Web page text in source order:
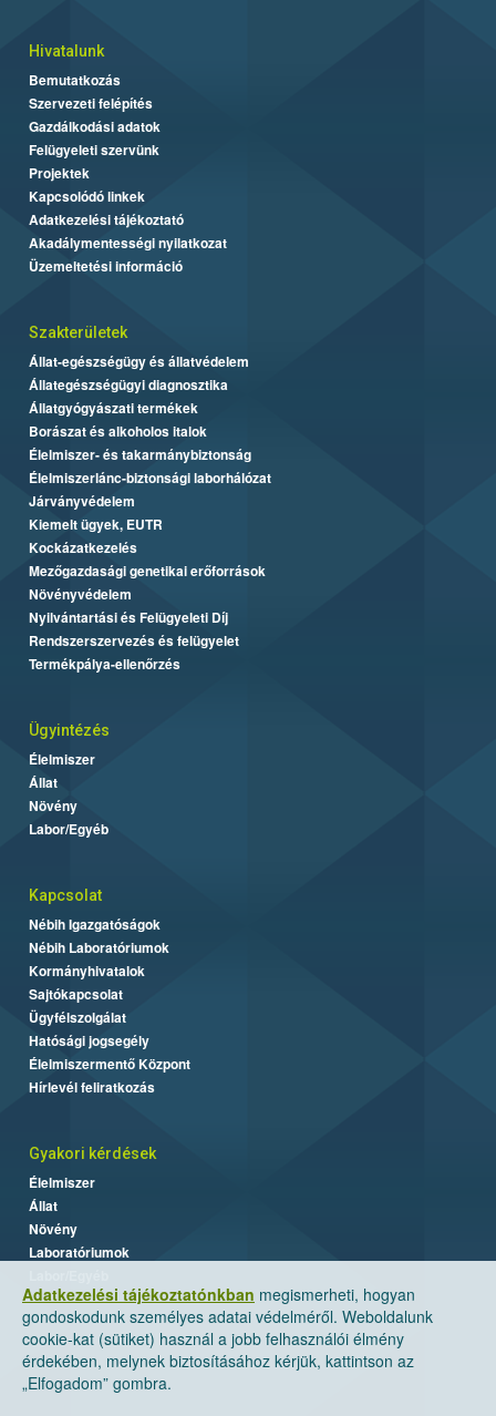
Adatkezelési tájékoztatónkban megismerheti, hogyan
gondoskodunk személyes adatai védelméről. Weboldalunk
cookie-kat (sütiket) használ a jobb felhasználói élmény
érdekében, melynek biztosításához kérjük, kattintson az
„Elfogadom” gombra.
Hivatalunk
Bemutatkozás
Szervezeti felépítés
Gazdálkodási adatok
Felügyeleti szervünk
Projektek
Kapcsolódó linkek
Adatkezelési tájékoztató
Akadálymentességi nyilatkozat
Üzemeltetési információ
Szakterületek
Állat-egészségügy és állatvédelem
Állategészségügyi diagnosztika
Állatgyógyászati termékek
Borászat és alkoholos italok
Élelmiszer- és takarmánybiztonság
Élelmiszerlánc-biztonsági laborhálózat
Járványvédelem
Kiemelt ügyek, EUTR
Kockázatkezelés
Mezőgazdasági genetikai erőforrások
Növényvédelem
Nyilvántartási és Felügyeleti Díj
Rendszerszervezés és felügyelet
Termékpálya-ellenőrzés
Ügyintézés
Élelmiszer
Állat
Növény
Labor/Egyéb
Kapcsolat
Nébih Igazgatóságok
Nébih Laboratóriumok
Kormányhivatalok
Sajtókapcsolat
Ügyfélszolgálat
Hatósági jogsegély
Élelmiszermentő Központ
Hírlevél feliratkozás
Gyakori kérdések
Élelmiszer
Állat
Növény
Laboratóriumok